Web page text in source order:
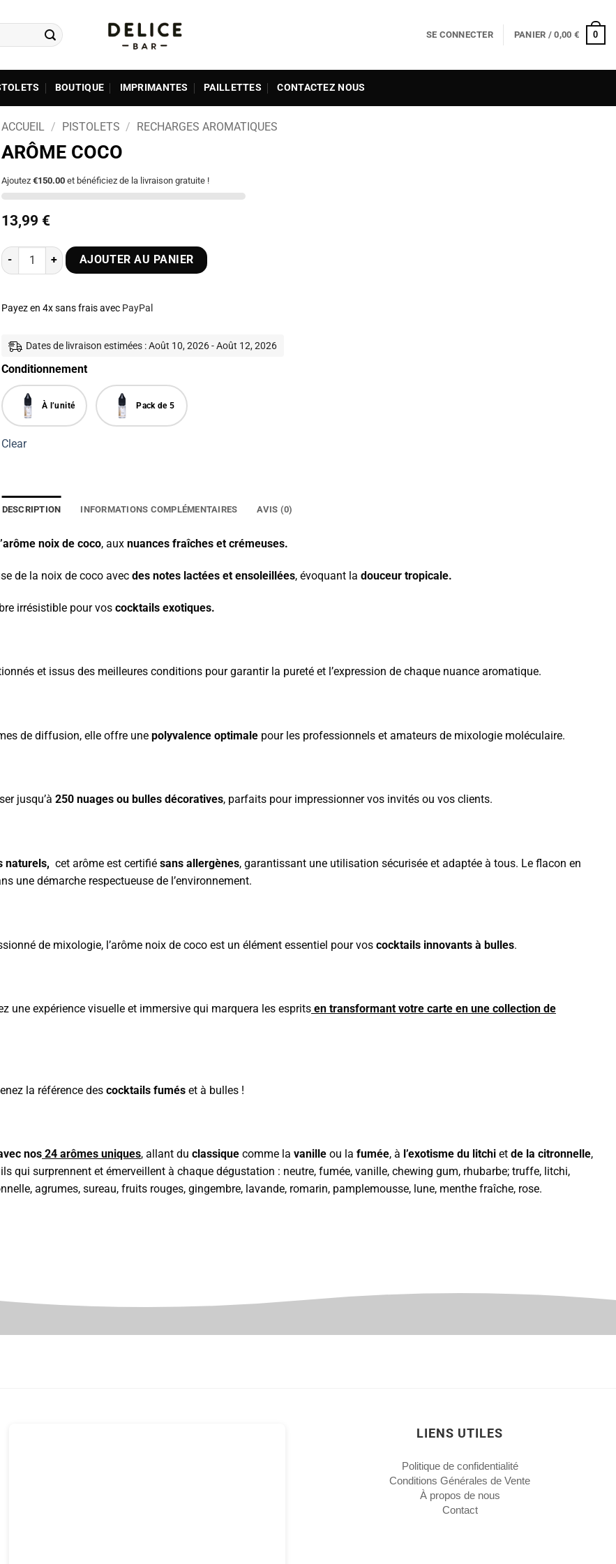
SE CONNECTER PANIER /0,00 € 0
BOUTIQUE IMPRIMANTES PAILLETTES CONTACTEZ NOUS
ACCUEIL / PISTOLETS / RECHARGES AROMATIQUES
ARÔME COCO
Ajoutez €150.00 et bénéficiez de la livraison gratuite !
13,99 €Plage
prix :
13,99 €
à
quantité de Arôme CocoAJOUTER AU PANIER
Payez en 4x sans frais avec PayPal
Dates de livraison estimées : Août 10, 2026 - Août 12, 2026
Conditionnement
À l’unité Pack de 5
Clear
DESCRIPTION INFORMATIONS COMPLÉMENTAIRES AVIS (0)
noix de coco, aux nuances fraîches et crémeuses.
de la noix de coco avec des notes lactées et ensoleillées, évoquant la douceur tropicale.
irrésistible pour vos cocktails exotiques.
et issus des meilleures conditions pour garantir la pureté et l’expression de chaque nuance aromatique.
de diffusion, elle offre une polyvalence optimale pour les professionnels et amateurs de mixologie moléculaire.
jusqu’à 250 nuages ou bulles décoratives, parfaits pour impressionner vos invités ou vos clients.
naturels, cet arôme est certifié sans allergènes, garantissant une utilisation sécurisée et adaptée à tous. Le flacon en
une démarche respectueuse de l’environnement.
de mixologie, l’arôme noix de coco est un élément essentiel pour vos cocktails innovants à bulles.
une expérience visuelle et immersive qui marquera les esprits en transformant votre carte en une collection de
la référence des cocktails fumés et à bulles !
nos 24 arômes uniques, allant du classique comme la vanille ou la fumée, à l’exotisme du litchi et de la citronnelle,
qui surprennent et émerveillent à chaque dégustation : neutre, fumée, vanille, chewing gum, rhubarbe; truffe, litchi,
agrumes, sureau, fruits rouges, gingembre, lavande, romarin, pamplemousse, lune, menthe fraîche, rose.
LIENS UTILES
Politique de confidentialité
Conditions Générales de Vente
À propos de nous
Contact